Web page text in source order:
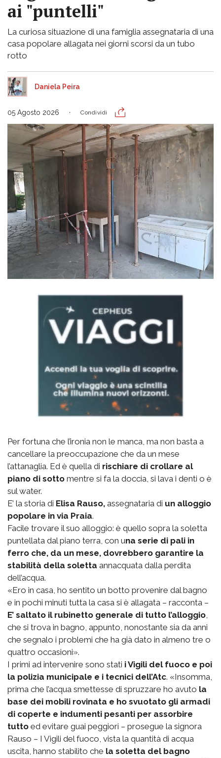
ai "puntelli"
La curiosa situazione di una famiglia assegnataria di una
casa popolare allagata nei giorni scorsi da un tubo
rotto
Daniela Peira
05 Agosto 2026 Condividi
Per fortuna che l’ironia non le manca, ma non basta a
cancellare la preoccupazione che da un mese
l’attanaglia. Ed è quella di rischiare di crollare al
piano di sotto mentre si fa la doccia, si lava i denti o è
sul water.
E’ la storia di Elisa Rauso, assegnataria di un alloggio
popolare in via Praia.
Facile trovare il suo alloggio: è quello sopra la soletta
puntellata dal piano terra, con una serie di pali in
ferro che, da un mese, dovrebbero garantire la
stabilità della soletta annacquata dalla perdita
dell’acqua.
«Ero in casa, ho sentito un botto provenire dal bagno
e in pochi minuti tutta la casa si è allagata – racconta –
E’ saltato il rubinetto generale di tutto l’alloggio,
che si trova in bagno, appunto, nonostante sia da anni
che segnalo i problemi che ha già dato in almeno tre o
quattro occasioni».
I primi ad intervenire sono stati i Vigili del fuoco e poi
la polizia municipale e i tecnici dell’Atc. «Insomma,
prima che l’acqua smettesse di spruzzare ho avuto la
base dei mobili rovinata e ho svuotato gli armadi
di coperte e indumenti pesanti per assorbire
tutto ed evitare guai peggiori – prosegue la signora
Rauso – I Vigili del fuoco, vista la quantità di acqua
uscita, hanno stabilito che la soletta del bagno